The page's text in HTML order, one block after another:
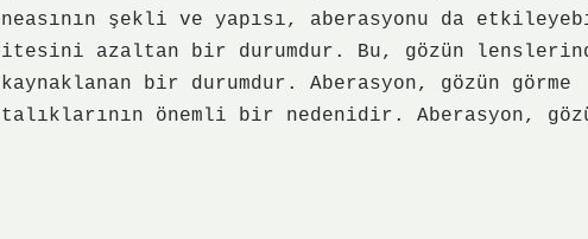
şekli ve yapısı, aberasyonu da
azaltan bir durumdur. Bu, gözün
bir durumdur. Aberasyon, gözün görme
önemli bir nedenidir. Aberasyon,